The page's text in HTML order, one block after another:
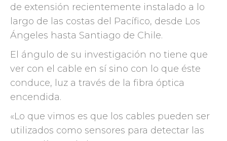
de extensión recientemente instalado a lo
largo de las costas del Pacífico, desde Los
Ángeles hasta Santiago de Chile.
El ángulo de su investigación no tiene que
ver con el cable en sí sino con lo que éste
conduce, luz a través de la fibra óptica
encendida.
«Lo que vimos es que los cables pueden ser
utilizados como sensores para detectar las